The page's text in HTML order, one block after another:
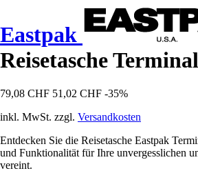
Eastpak
Reisetasche
79,08 CHF 51,02 CHF -35%
inkl. MwSt. zzgl. Versandkosten
Entdecken Sie die Reisetasche Eastpak
und Funktionalität für Ihre unvergesslichen
vereint.